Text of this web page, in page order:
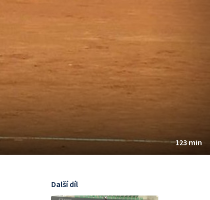
123 min
Další díl